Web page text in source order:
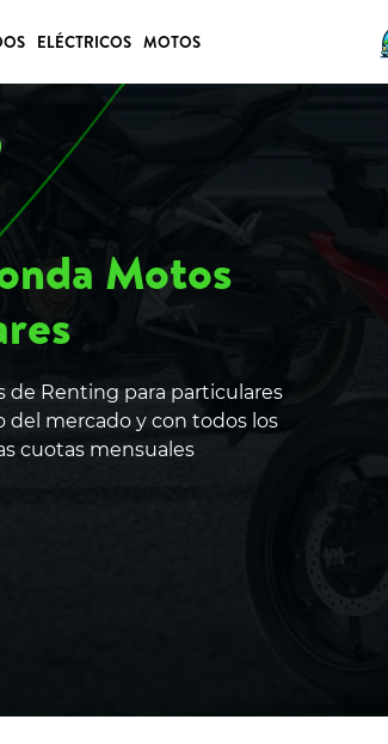
ELÉCTRICOS MOTOS
Motos
de Renting para particulares
del mercado y con todos los
cuotas mensuales